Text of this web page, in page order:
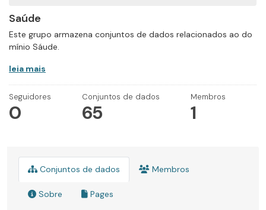
Saúde
Este grupo armazena conjuntos de dados relacionados ao do
mínio Sáude.
leia mais
Seguidores
0
Conjuntos de dados
65
Membros
1
Conjuntos de dados Membros
Sobre Pages